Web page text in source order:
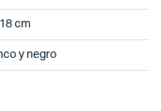
cm
y negro